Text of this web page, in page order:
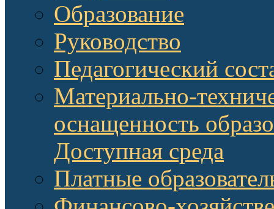
Образование
Руководство
Педагогический
Материально-
оснащенность
Доступная среда
Платные